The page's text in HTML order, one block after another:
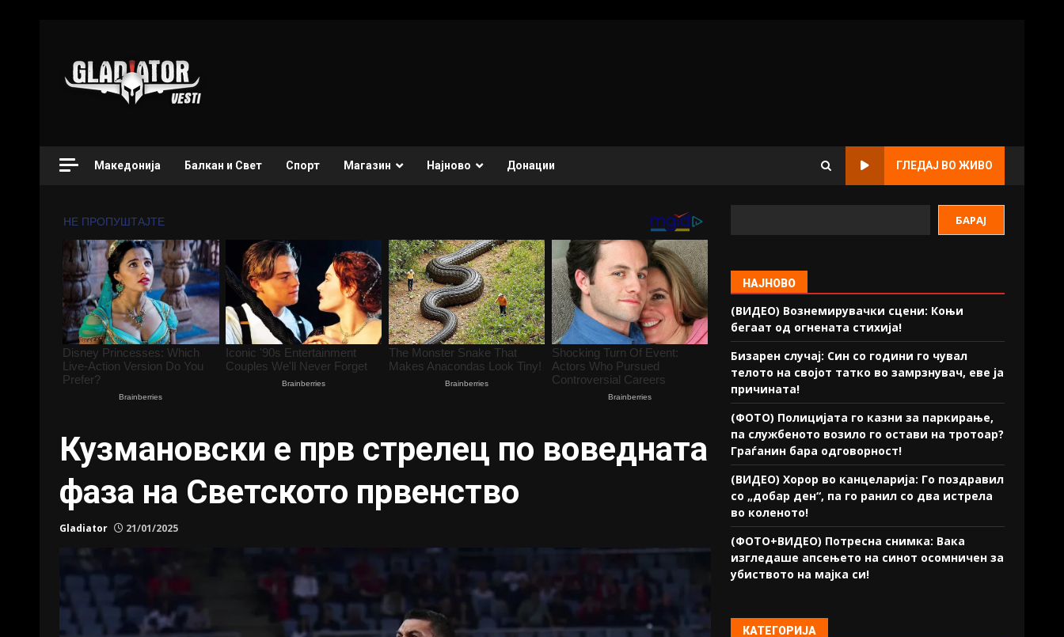
Македонија Балкан и Свет Спорт Магазин Најново Донации ГЛЕДАЈ ВО ЖИВО
Кузмановски е прв стрелец по воведната
фаза на Светското првенство
Gladiator 21/01/2025
БАРАЈ
НАЈНОВО
(ВИДЕО) Вознемирувачки сцени: Коњи
бегаат од огнената стихија!
Бизарен случај: Син со години го чувал
телото на својот татко во замрзнувач, еве ја
причината!
(ФОТО) Полицијата го казни за паркирање,
па службеното возило го остави на тротоар?
Граѓанин бара одговорност!
(ВИДЕО) Хорор во канцеларија: Го поздравил
со „добар ден“, па го ранил со два истрела
во коленото!
(ФОТО+ВИДЕО) Потресна снимка: Вака
изгледаше апсењето на синот осомничен за
убиството на мајка си!
КАТЕГОРИЈА